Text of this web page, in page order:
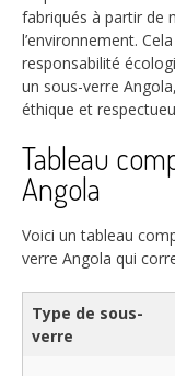
fabriqués à partir de
l’environnement.
responsabilité
un sous-verre
éthique et
Tableau
Angola
Voici un tableau
verre Angola qui
Type de sous-
verre